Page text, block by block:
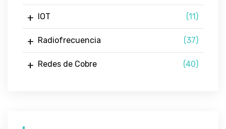
IOT (11)
Radiofrecuencia (37)
Redes de Cobre (40)